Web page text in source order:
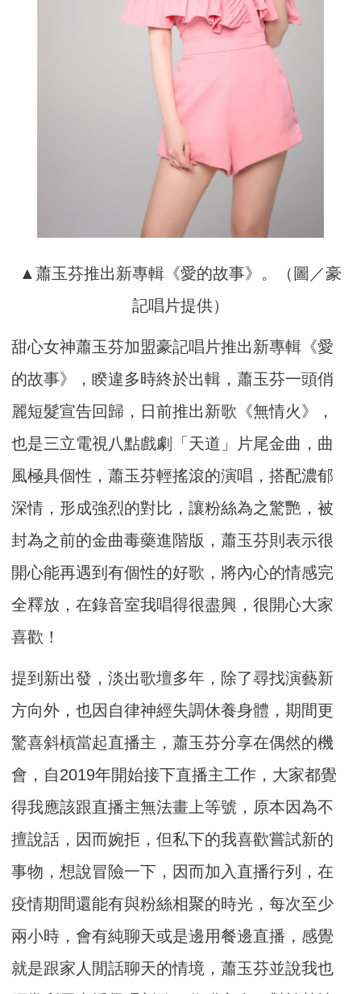
▲蕭玉芬推出新專輯《愛的故事》。（圖／豪
記唱片提供）
甜心女神蕭玉芬加盟豪記唱片推出新專輯《愛
的故事》，睽違多時終於出輯，蕭玉芬一頭俏
麗短髮宣告回歸，日前推出新歌《無情火》，
也是三立電視八點戲劇「天道」片尾金曲，曲
風極具個性，蕭玉芬輕搖滾的演唱，搭配濃郁
深情，形成強烈的對比，讓粉絲為之驚艷，被
封為之前的金曲毒藥進階版，蕭玉芬則表示很
開心能再遇到有個性的好歌，將內心的情感完
全釋放，在錄音室我唱得很盡興，很開心大家
喜歡！
提到新出發，淡出歌壇多年，除了尋找演藝新
方向外，也因自律神經失調休養身體，期間更
驚喜斜槓當起直播主，蕭玉芬分享在偶然的機
會，自2019年開始接下直播主工作，大家都覺
得我應該跟直播主無法畫上等號，原本因為不
擅說話，因而婉拒，但私下的我喜歡嘗試新的
事物，想說冒險一下，因而加入直播行列，在
疫情期間還能有與粉絲相聚的時光，每次至少
兩小時，會有純聊天或是邊用餐邊直播，感覺
就是跟家人閒話聊天的情境，蕭玉芬並說我也